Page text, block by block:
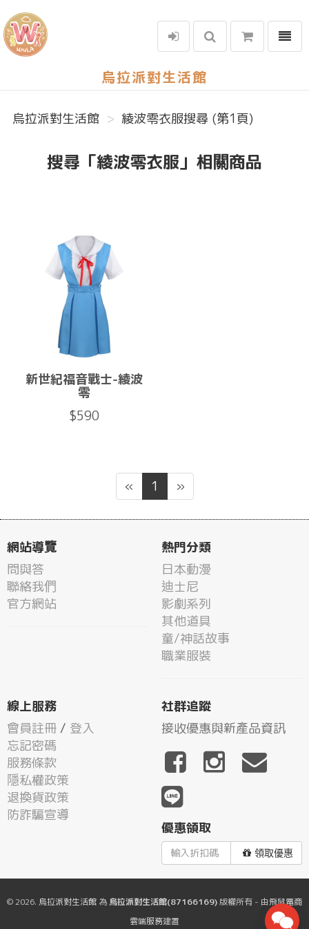
烏拉派對生活館
選單
烏拉派對生活館 綾波零衣服搜尋 (第1頁)
搜尋「綾波零衣服」相關商品
新世紀福音戰士-綾波
零
$590
« 1 »
網站導覽
問與答
聯絡我們
官方網站
熱門分類
日本動漫
迪士尼
影劇系列
其他道具
童/神話故事
職業服裝
線上服務
會員註冊 / 登入
忘記密碼
服務條款
隱私權政策
退換貨政策
防詐騙宣導
社群追蹤
接收優惠與新產品資訊
優惠領取
領取優惠
© 2026. 烏拉派對生活館 為 烏拉派對生活館(87166169)版權所有 - 由飛鼠電商
雲端服務建置